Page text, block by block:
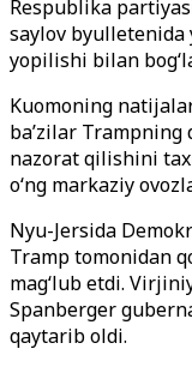
Respublika
saylov byulletenida
yopilishi bilan
Kuomoning
ba’zilar
nazorat qilishini
o‘ng markaziy
Nyu-Jersida
Tramp tomonidan
mag‘lub etdi.
Spanberger
qaytarib oldi.